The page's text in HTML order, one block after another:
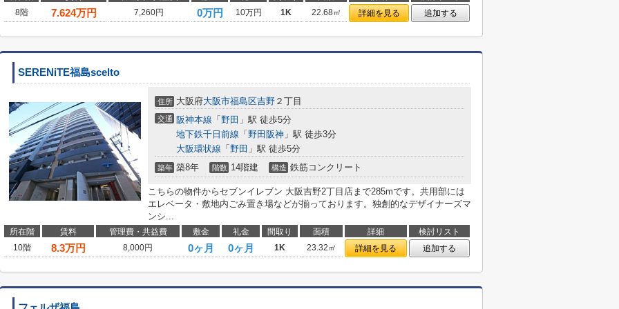
8階
7.624万円 7,260円 0万円 10万円 1K 22.68㎡ 詳細を見る 追加する
SERENiTE福島scelto
住所 大阪府大阪市福島区吉野 ２丁目
交通 阪神本線 「 野田 」駅 徒歩5分
地下鉄千日前線 「 野田阪神 」駅 徒歩3分
大阪環状線 「 野田 」駅 徒歩5分
築年 築8年 階数 14階建 構造 鉄筋コンクリート
こちらの物件からセブンイレブン 大阪吉野2丁目店まで285mです。共用部には
エレベータ・敷地内ごみ置き場などが揃っております。独創的なデザイナーズマ
ンシ...
所在階 賃料 管理費・共益費 敷金 礼金 間取り 面積 詳細
検討リスト
10階
8.3万円 8,000円 0ヶ月 0ヶ月 1K 23.32㎡ 詳細を見る 追加する